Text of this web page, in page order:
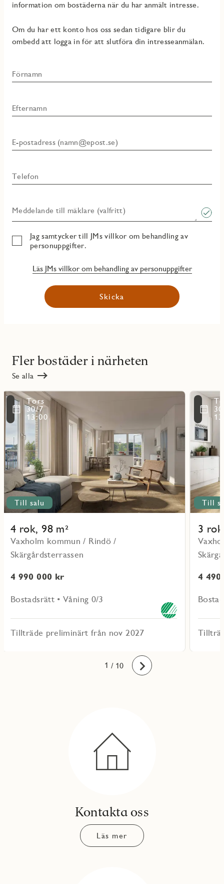
information om bostäderna när du har anmält intresse.
Om du har ett konto hos oss sedan tidigare blir du
ombedd att logga in för att slutföra din intresseanmälan.
Förnamn
Efternamn
E-postadress (namn@epost.se)
Telefon
Meddelande till mäklare (valfritt)
Jag samtycker till JMs villkor om behandling av
personuppgifter.
Läs JMs villkor om behandling av personuppgifter
Skicka
Fler bostäder i närheten
Se alla
Till salu
4 rok, 98 m²
Vaxholm kommun / Rindö /
Skärgårdsterrassen
4 990 000 kr
Bostadsrätt • Våning 0/3
Tillträde preliminärt från nov 2027
Tors
30/7
13:00
Läs
mer
om
objekt
10901
Till
3
4
Läs
mer
objekt
11001
1
2
3
4
5
6
7
8
9
10 / 10 Framåt
Kontakta oss
Läs mer